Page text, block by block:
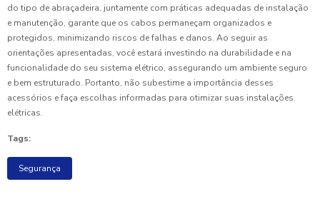
do tipo de abraçadeira, juntamente com práticas adequadas de instalação
e manutenção, garante que os cabos permaneçam organizados e
protegidos, minimizando riscos de falhas e danos. Ao seguir as
orientações apresentadas, você estará investindo na durabilidade e na
funcionalidade do seu sistema elétrico, assegurando um ambiente seguro
e bem estruturado. Portanto, não subestime a importância desses
acessórios e faça escolhas informadas para otimizar suas instalações
elétricas.
Tags:
Segurança